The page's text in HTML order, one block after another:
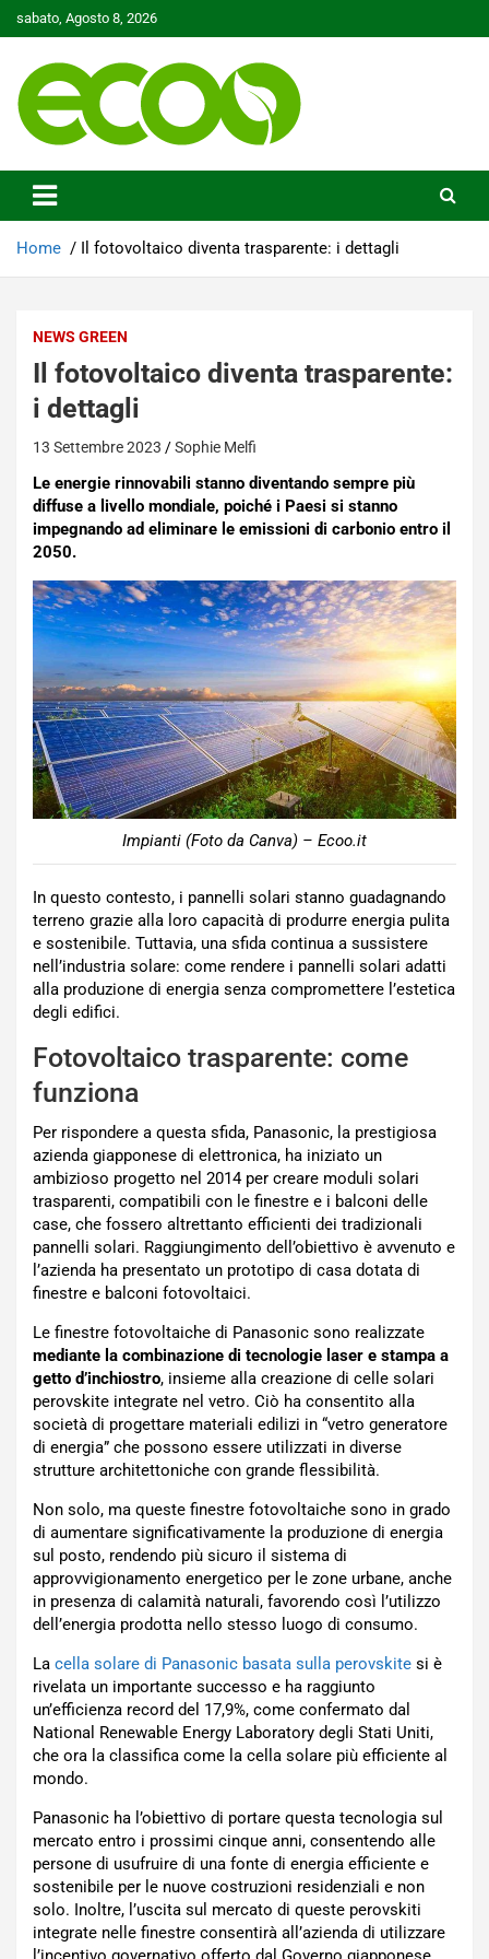
to
sabato, Agosto 8, 2026
Ecoo.it
Home Il fotovoltaico diventa trasparente: i dettagli
NEWS GREEN
Il fotovoltaico diventa trasparente:
i dettagli
13 Settembre 2023 Sophie Melfi
Le energie rinnovabili stanno diventando sempre più
diffuse a livello mondiale, poiché i Paesi si stanno
impegnando ad eliminare le emissioni di carbonio entro il
2050.
Impianti (Foto da Canva) – Ecoo.it
In questo contesto, i pannelli solari stanno guadagnando
terreno grazie alla loro capacità di produrre energia pulita
e sostenibile. Tuttavia, una sfida continua a sussistere
nell’industria solare: come rendere i pannelli solari adatti
alla produzione di energia senza compromettere l’estetica
degli edifici.
Fotovoltaico trasparente: come
funziona
Per rispondere a questa sfida, Panasonic, la prestigiosa
azienda giapponese di elettronica, ha iniziato un
ambizioso progetto nel 2014 per creare moduli solari
trasparenti, compatibili con le finestre e i balconi delle
case, che fossero altrettanto efficienti dei tradizionali
pannelli solari. Raggiungimento dell’obiettivo è avvenuto e
l’azienda ha presentato un prototipo di casa dotata di
finestre e balconi fotovoltaici.
Le finestre fotovoltaiche di Panasonic sono realizzate
mediante la combinazione di tecnologie laser e stampa a
getto d’inchiostro, insieme alla creazione di celle solari
perovskite integrate nel vetro. Ciò ha consentito alla
società di progettare materiali edilizi in “vetro generatore
di energia” che possono essere utilizzati in diverse
strutture architettoniche con grande flessibilità.
Non solo, ma queste finestre fotovoltaiche sono in grado
di aumentare significativamente la produzione di energia
sul posto, rendendo più sicuro il sistema di
approvvigionamento energetico per le zone urbane, anche
in presenza di calamità naturali, favorendo così l’utilizzo
dell’energia prodotta nello stesso luogo di consumo.
La cella solare di Panasonic basata sulla perovskite si è
rivelata un importante successo e ha raggiunto
un’efficienza record del 17,9%, come confermato dal
National Renewable Energy Laboratory degli Stati Uniti,
che ora la classifica come la cella solare più efficiente al
mondo.
Panasonic ha l’obiettivo di portare questa tecnologia sul
mercato entro i prossimi cinque anni, consentendo alle
persone di usufruire di una fonte di energia efficiente e
sostenibile per le nuove costruzioni residenziali e non
solo. Inoltre, l’uscita sul mercato di queste perovskiti
integrate nelle finestre consentirà all’azienda di utilizzare